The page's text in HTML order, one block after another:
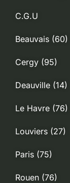
C.G.U
Beauvais (60)
Cergy (95)
Deauville (14)
Le Havre (76)
Louviers (27)
Paris (75)
Rouen (76)